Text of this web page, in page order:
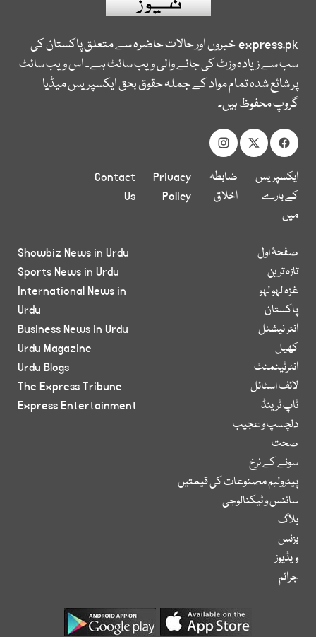
express.pkخبروں اور حالات حاضرہ سے متعلق پاکستان کی
سب سے زیادہ وزٹ کی جانے والی ویب سائٹ ہے۔ اس ویب سائٹ
پر شائع شدہ تمام مواد کے جملہ حقوق بحق ایکسپریس میڈیا
گروپ محفوظ ہیں۔
ایکسپریس
کے بارے
میں
ضابطہ
اخلاق
Privacy
Policy
Contact
Us
صفحۂ اول
تازہ ترین
غزہ لہو لہو
پاکستان
انٹر نیشنل
کھیل
انٹرٹینمنٹ
لائف اسٹائل
ٹاپ ٹرینڈ
دلچسپ و عجیب
صحت
سونے کے نرخ
پیٹرولیم مصنوعات کی قیمتیں
سائنس و ٹیکنالوجی
بلاگ
بزنس
ویڈیوز
جرائم
Showbiz News in Urdu
Sports News in Urdu
International News in
Urdu
Business News in Urdu
Urdu Magazine
Urdu Blogs
The Express Tribune
Express Entertainment